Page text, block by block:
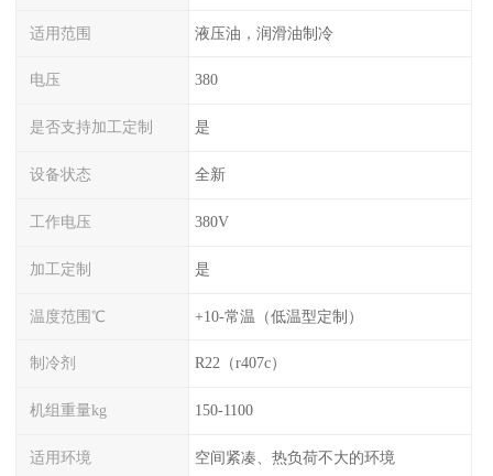
适用范围 液压油，润滑油制冷
电压 380
是否支持加工定制 是
设备状态 全新
工作电压 380V
加工定制 是
温度范围℃ +10-常温（低温型定制）
制冷剂 R22（r407c）
机组重量kg 150-1100
适用环境 空间紧凑、热负荷不大的环境